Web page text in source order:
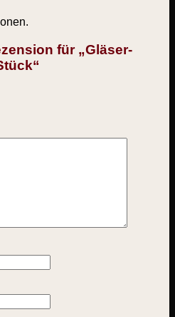
für „Gläser-